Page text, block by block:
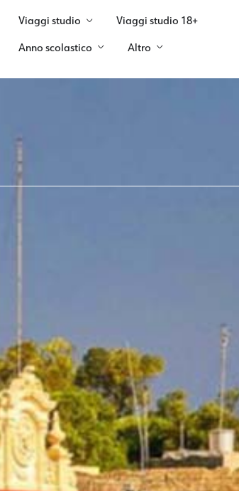
Viaggi studio
Viaggi studio 18+
Anno scolastico
Altro